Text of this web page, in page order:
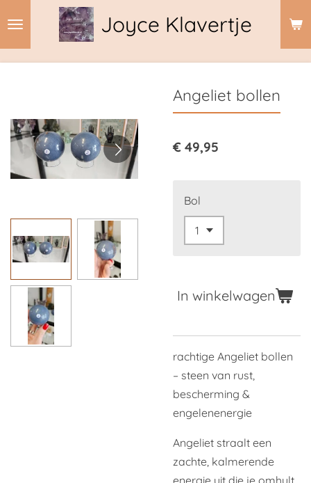
Joyce Klavertje
Angeliet bollen
€ 49,95
Bol
In winkelwagen
rachtige Angeliet bollen
– steen van rust,
bescherming &
engelenenergie
Angeliet straalt een
zachte, kalmerende
energie uit die je omhult